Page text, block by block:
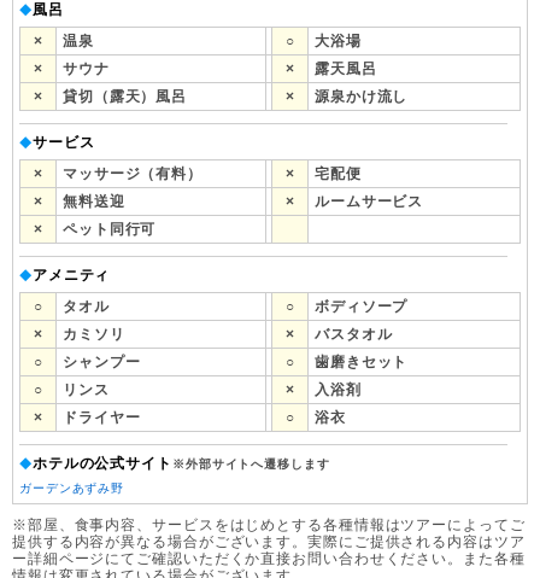
◆風呂
×
温泉 ○
大浴場
×
サウナ ×
露天風呂
×
貸切（露天）風呂 × 源泉かけ流し
◆サービス
×
マッサージ（有料） ×
宅配便
×
無料送迎 ×
ルームサービス
×
ペット同行可
◆アメニティ
○
タオル ○
ボディソープ
×
カミソリ ×
バスタオル
○
シャンプー ○
歯磨きセット
○
リンス ×
入浴剤
×
ドライヤー ○ 浴衣
◆ホテルの公式サイト ※外部サイトへ遷移します
ガーデンあずみ野
※部屋、食事内容、サービスをはじめとする各種情報はツアーによってご
提供する内容が異なる場合がございます。実際にご提供される内容はツア
ー詳細ページにてご確認いただくか直接お問い合わせください。また各種